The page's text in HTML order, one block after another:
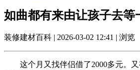
如曲都有来由让孩子去等
装修建材百科 | 2026-03-02 12:41 | 浏览
这个月又找伴侣借了2000多元。又